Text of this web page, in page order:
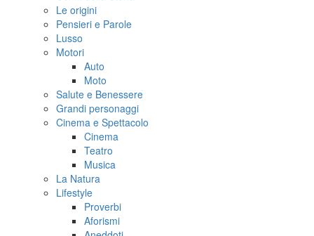
Le origini
Pensieri e Parole
Lusso
Motori
Auto
Moto
Salute e Benessere
Grandi personaggi
Cinema e Spettacolo
Cinema
Teatro
Musica
La Natura
Lifestyle
Proverbi
Aforismi